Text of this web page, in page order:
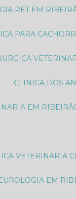
PET EM
PARA
CLINICA DOS
EM
VETERINARIA
EM